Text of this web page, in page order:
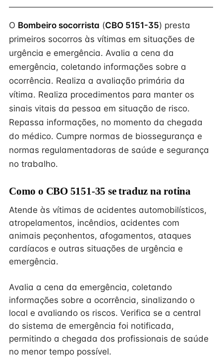
O Bombeiro socorrista (CBO 5151-35) presta
primeiros socorros às vítimas em situações de
urgência e emergência. Avalia a cena da
emergência, coletando informações sobre a
ocorrência. Realiza a avaliação primária da
vítima. Realiza procedimentos para manter os
sinais vitais da pessoa em situação de risco.
Repassa informações, no momento da chegada
do médico. Cumpre normas de biossegurança e
normas regulamentadoras de saúde e segurança
no trabalho.
Como o CBO 5151-35 se traduz na rotina
Atende às vítimas de acidentes automobilísticos,
atropelamentos, incêndios, acidentes com
animais peçonhentos, afogamentos, ataques
cardíacos e outras situações de urgência e
emergência.
Avalia a cena da emergência, coletando
informações sobre a ocorrência, sinalizando o
local e avaliando os riscos. Verifica se a central
do sistema de emergência foi notificada,
permitindo a chegada dos profissionais de saúde
no menor tempo possível.